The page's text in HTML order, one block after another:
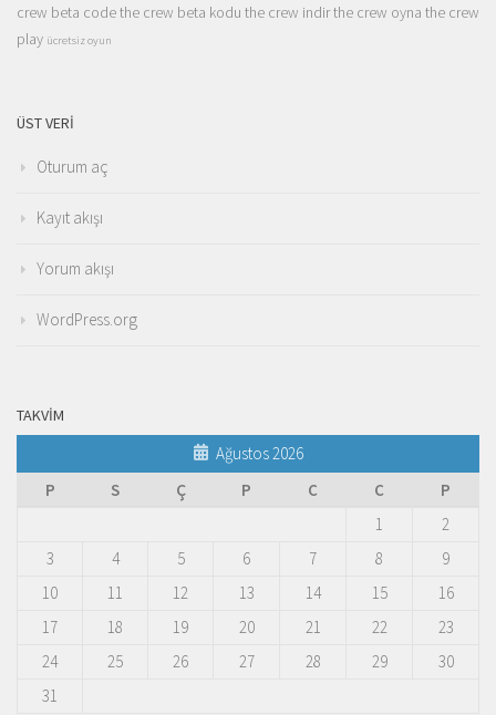
crew beta codethe crew beta kodu the crew indirthe crew oyna the crew
play ücretsiz oyun
ÜST VERI
Oturum aç
Kayıt akışı
Yorum akışı
WordPress.org
TAKVIM
Ağustos 2026
P
S Ç P C C
P
1
2
3
4 5 6 7 8
9
10
11 12 13 14 15
16
17
18 19 20 21 22
23
24
25 26 27 28 29
30
31